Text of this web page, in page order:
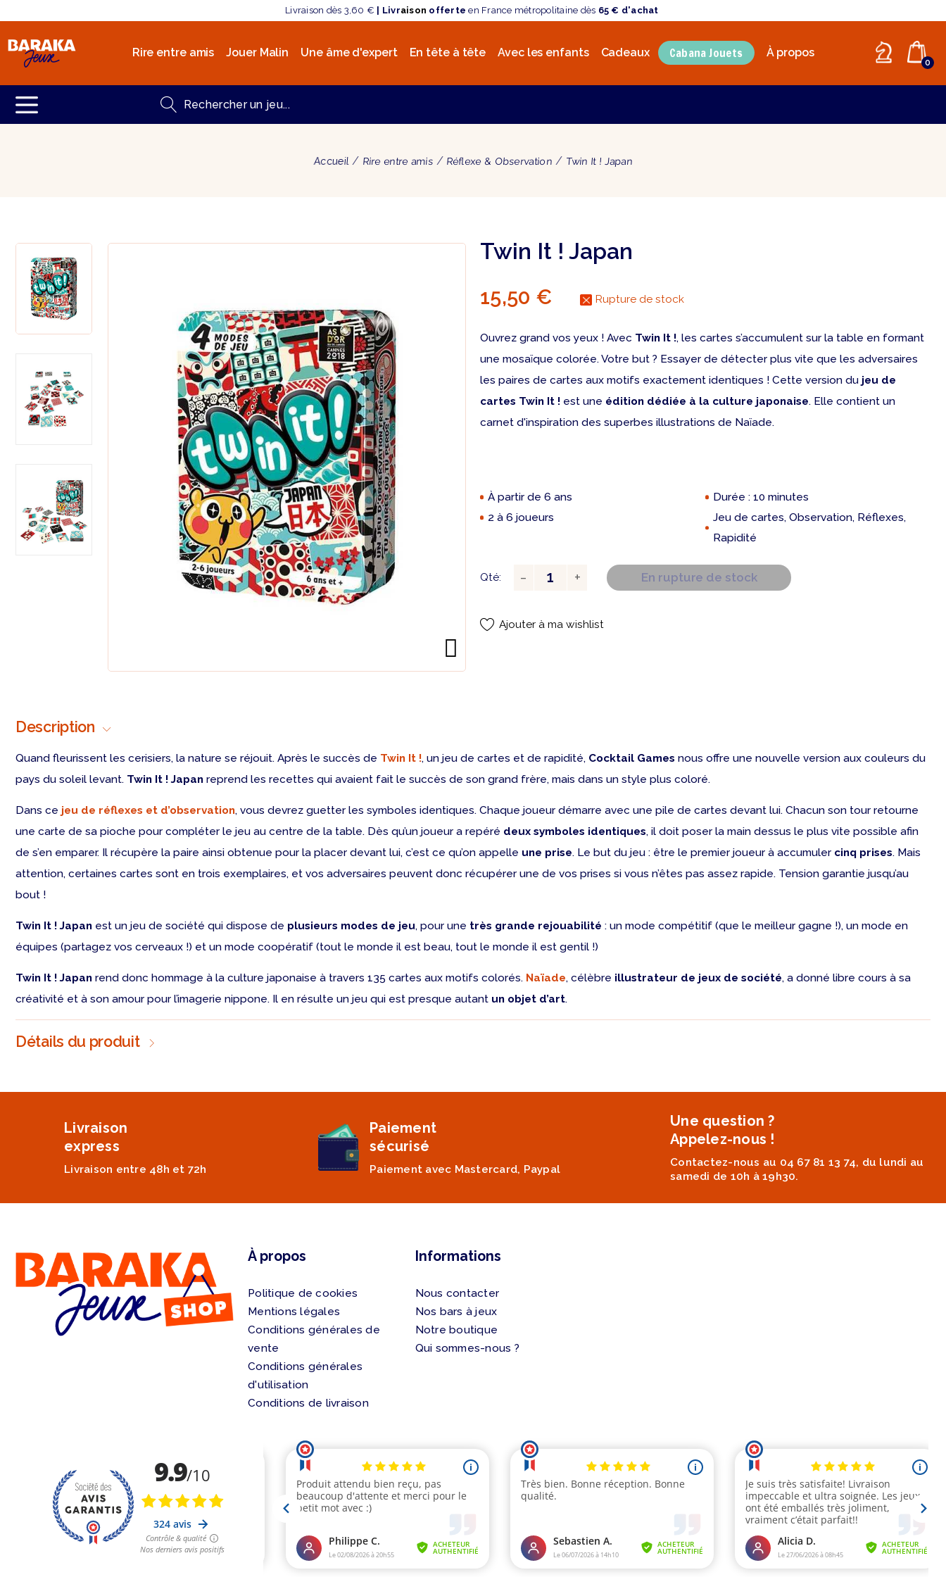
Livraison dès 3,60 € | Livraison offerte en France métropolitaine dès 65 € d'achat
Rire entre amis Jouer Malin Une âme d'expert En tête à tête Avec les enfants Cadeaux Cabana Jouets À propos
0
Accueil Rire entre amis Réflexe & Observation Twin It ! Japan
Twin It ! Japan
15,50 € Rupture de stock
Ouvrez grand vos yeux ! Avec Twin It !, les cartes s’accumulent sur la table en formant
une mosaïque colorée. Votre but ? Essayer de détecter plus vite que les adversaires
les paires de cartes aux motifs exactement identiques ! Cette version du jeu de
cartes Twin It ! est une édition dédiée à la culture japonaise. Elle contient un
carnet d'inspiration des superbes illustrations de Naïade.
À partir de 6 ans
Durée : 10 minutes
2 à 6 joueurs
Jeu de cartes, Observation, Réflexes,
Rapidité
Qté: En rupture de stock
Ajouter à ma wishlist
Description
Quand fleurissent les cerisiers, la nature se réjouit. Après le succès de Twin It !, un jeu de cartes et de rapidité, Cocktail Games nous offre une nouvelle version aux couleurs du
pays du soleil levant. Twin It ! Japan reprend les recettes qui avaient fait le succès de son grand frère, mais dans un style plus coloré.
Dans ce jeu de réflexes et d’observation, vous devrez guetter les symboles identiques. Chaque joueur démarre avec une pile de cartes devant lui. Chacun son tour retourne
une carte de sa pioche pour compléter le jeu au centre de la table. Dès qu’un joueur a repéré deux symboles identiques, il doit poser la main dessus le plus vite possible afin
de s’en emparer. Il récupère la paire ainsi obtenue pour la placer devant lui, c’est ce qu’on appelle une prise. Le but du jeu : être le premier joueur à accumuler cinq prises. Mais
attention, certaines cartes sont en trois exemplaires, et vos adversaires peuvent donc récupérer une de vos prises si vous n’êtes pas assez rapide. Tension garantie jusqu’au
bout !
Twin It ! Japan est un jeu de société qui dispose de plusieurs modes de jeu, pour une très grande rejouabilité : un mode compétitif (que le meilleur gagne !), un mode en
équipes (partagez vos cerveaux !) et un mode coopératif (tout le monde il est beau, tout le monde il est gentil !)
Twin It ! Japan rend donc hommage à la culture japonaise à travers 135 cartes aux motifs colorés. Naïade, célèbre illustrateur de jeux de société, a donné libre cours à sa
créativité et à son amour pour l’imagerie nippone. Il en résulte un jeu qui est presque autant un objet d’art.
Détails du produit
Livraison
express
Livraison entre 48h et 72h
Paiement
sécurisé
Paiement avec Mastercard, Paypal
Une question ?
Appelez-nous !
Contactez-nous au 04 67 81 13 74, du lundi au
samedi de 10h à 19h30.
À propos
Politique de cookies
Mentions légales
Conditions générales de
vente
Conditions générales
d'utilisation
Conditions de livraison
Informations
Nous contacter
Nos bars à jeux
Notre boutique
Qui sommes-nous ?